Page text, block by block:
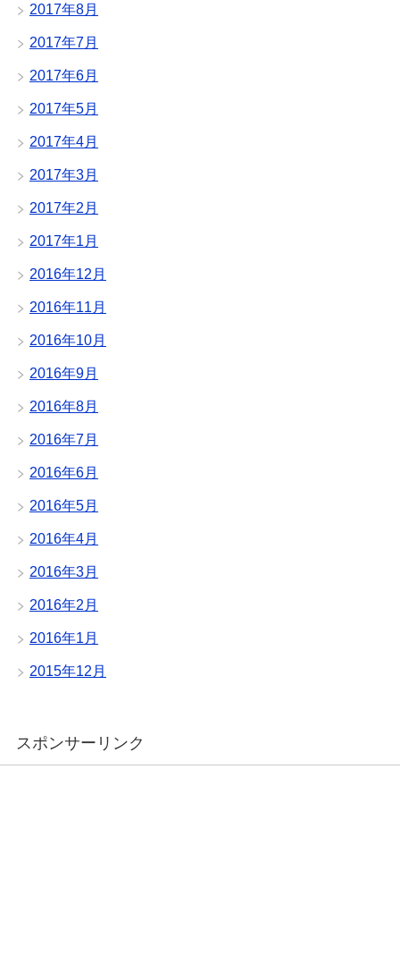
2017年8月
2017年7月
2017年6月
2017年5月
2017年4月
2017年3月
2017年2月
2017年1月
2016年12月
2016年11月
2016年10月
2016年9月
2016年8月
2016年7月
2016年6月
2016年5月
2016年4月
2016年3月
2016年2月
2016年1月
2015年12月
スポンサーリンク